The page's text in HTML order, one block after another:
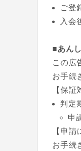
ご登
入会
■あん
この広
お手続
【保
判定
申
【申
お手続